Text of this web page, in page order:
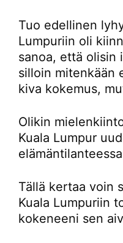
Tuo edellinen
Lumpuriin oli
sanoa, että olisin
silloin mitenkään
kiva kokemus,
Olikin
Kuala Lumpur
Tällä kertaa voin
Kuala Lumpuriin
kokeneeni sen